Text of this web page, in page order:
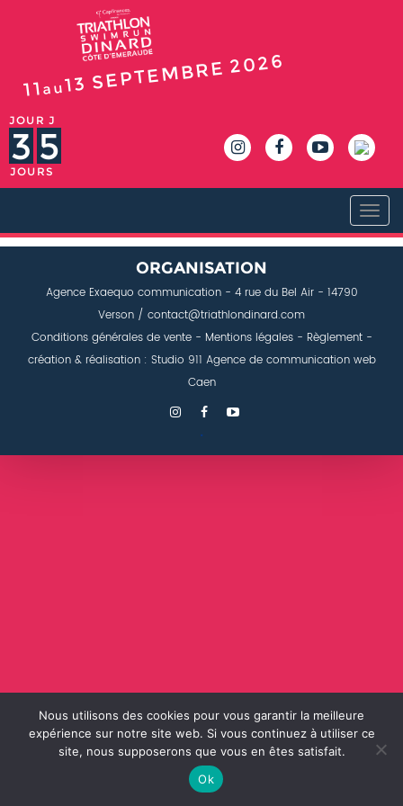
11au13 SEPTEMBRE 2026
JOUR J
3 5
JOURS
ORGANISATION
Agence Exaequo communication- 4 rue du Bel Air - 14790
Verson / contact@triathlondinard.com
Conditions générales de vente- Mentions légales- Règlement-
création & réalisation : Studio 911 Agence de communication web
Caen
.
Nous utilisons des cookies pour vous garantir la meilleure
expérience sur notre site web. Si vous continuez à utiliser ce
site, nous supposerons que vous en êtes satisfait.
Ok